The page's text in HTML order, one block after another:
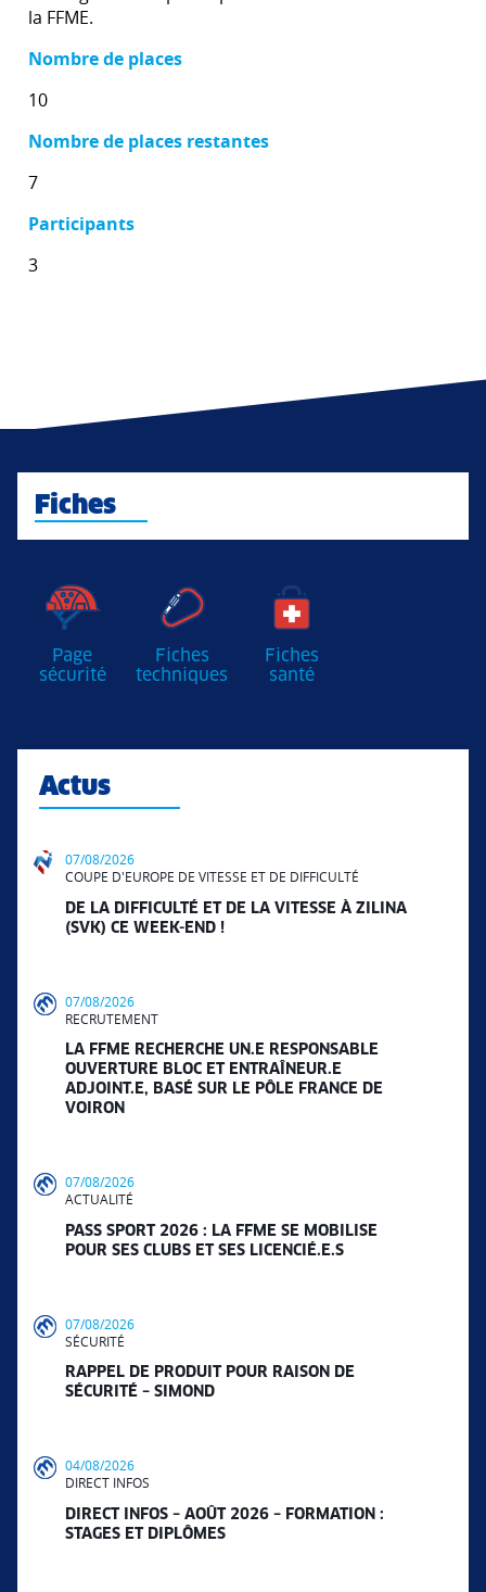
la FFME.
Nombre de places
10
Nombre de places restantes
7
Participants
3
Fiches
Page
sécurité
Fiches
techniques
Fiches
santé
Actus
07/08/2026
COUPE D'EUROPE DE VITESSE ET DE DIFFICULTÉ
DE LA DIFFICULTÉ ET DE LA VITESSE À ZILINA
(SVK) CE WEEK-END !
07/08/2026
RECRUTEMENT
LA FFME RECHERCHE UN.E RESPONSABLE
OUVERTURE BLOC ET ENTRAÎNEUR.E
ADJOINT.E, BASÉ SUR LE PÔLE FRANCE DE
VOIRON
07/08/2026
ACTUALITÉ
PASS SPORT 2026 : LA FFME SE MOBILISE
POUR SES CLUBS ET SES LICENCIÉ.E.S
07/08/2026
SÉCURITÉ
RAPPEL DE PRODUIT POUR RAISON DE
SÉCURITÉ – SIMOND
04/08/2026
DIRECT INFOS
DIRECT INFOS – AOÛT 2026 – FORMATION :
STAGES ET DIPLÔMES